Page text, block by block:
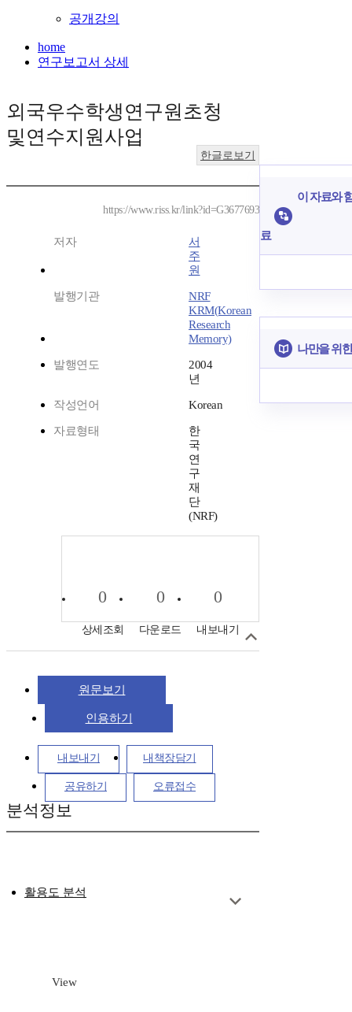
공개강의
home
연구보고서 상세
외국우수학생연구원초청
및연수지원사업
한글로보기
https://www.riss.kr/link?id=G3677693
저자
서
주
원
발행기관
NRF
KRM(Korean
Research
Memory)
발행연도
2004
년
작성언어 Korean
자료형태
한
국
연
구
재
단
(NRF)
0
상세조회
0
다운로드
0
내보내기
원문보기
인용하기
내보내기 내책장담기
공유하기 오류접수
분석정보
활용도 분석
View
이 자료와
료
나만을 위